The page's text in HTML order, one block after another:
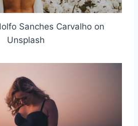
Sanches Carvalho on
Unsplash